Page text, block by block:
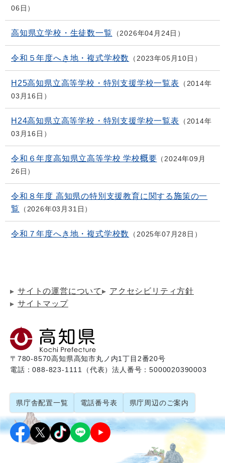
06日
高知県立学校・生徒数一覧 2026年04月24日
令和５年度へき地・複式学校数 2023年05月10日
H25高知県立高等学校・特別支援学校一覧表
2014年
03月16日
H24高知県立高等学校・特別支援学校一覧表
2014年
03月16日
令和６年度高知県立高等学校 学校概要
2024年09月
26日
令和８年度 高知県の特別支援教育に関する施策の一
覧
2026年03月31日
令和７年度へき地・複式学校数 2025年07月28日
サイトの運営について
アクセシビリティ方針
サイトマップ
〒780-8570高知県高知市丸ノ内1丁目2番20号
電話：088-823-1111（代表）法人番号：5000020390003
県庁舎配置一覧 電話番号表 県庁周辺のご案内